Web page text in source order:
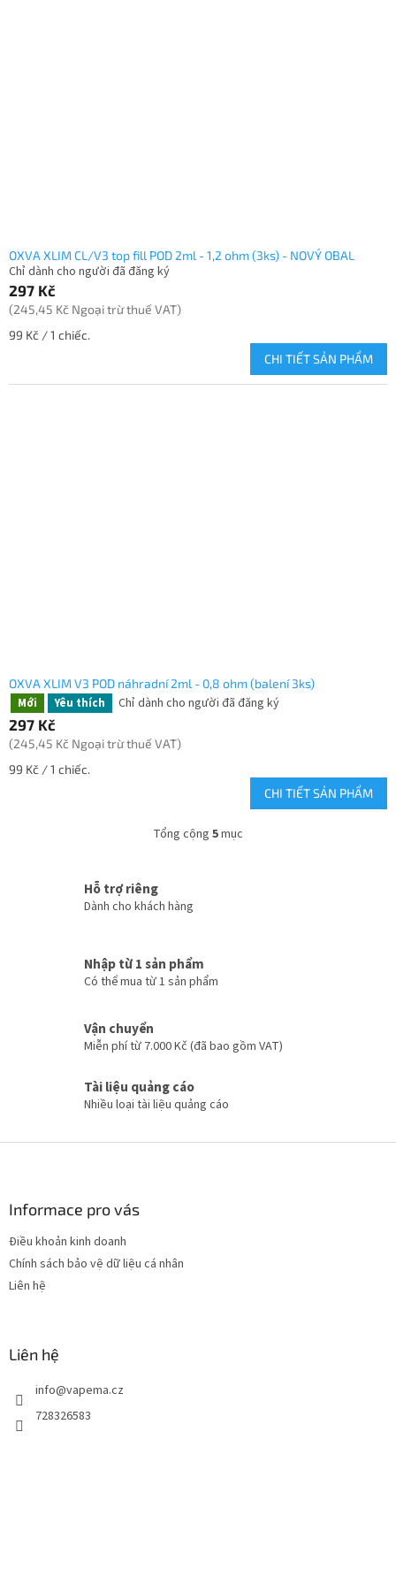
OXVA XLIM CL/V3 top fill POD 2ml - 1,2 ohm (3ks) - NOVÝ OBAL
Chỉ dành cho người đã đăng ký
297 Kč
(245,45 Kč Ngoại trừ thuế VAT)
Giá
99 Kč / 1 chiếc.
CHI TIẾT SẢN PHẨM
OXVA XLIM V3 POD náhradní 2ml - 0,8 ohm (balení 3ks)
Mới Yêu thích
Chỉ dành cho người đã đăng ký
297 Kč
(245,45 Kč Ngoại trừ thuế VAT)
Giá
99 Kč / 1 chiếc.
CHI TIẾT SẢN PHẨM
D
h
c
ù
ỉ
h
Tổng cộng 5mục
Hỗ trợ riêng
Dành cho khách hàng
Nhập từ 1 sản phẩm
Có thể mua từ 1 sản phẩm
Vận chuyển
Miễn phí từ 7.000 Kč (đã bao gồm VAT)
Tài liệu quảng cáo
Nhiều loại tài liệu quảng cáo
n
Informace pro vás
Điều khoản kinh doanh
Chính sách bảo vệ dữ liệu cá nhân
Liên hệ
Liên hệ
info@vapema.cz
728326583